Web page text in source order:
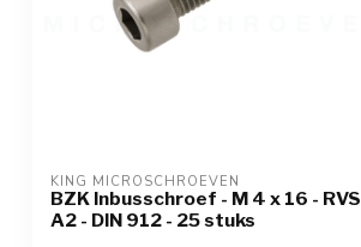
KING MICROSCHROEVEN
BZK Inbusschroef - M 4 x 16 - RVS
A2 - DIN 912 - 25 stuks